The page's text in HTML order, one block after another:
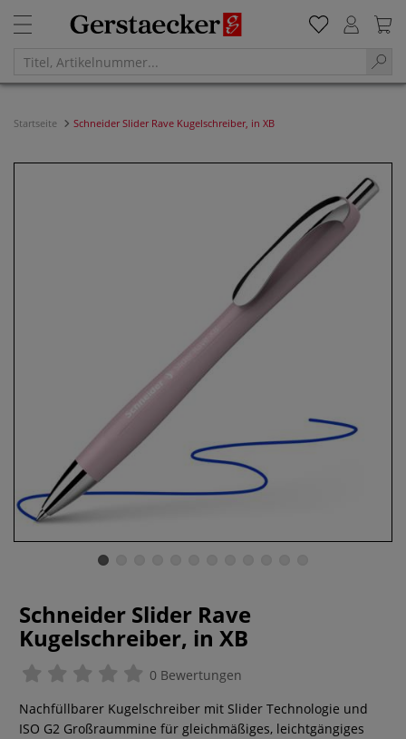
Startseite Schneider Slider Rave Kugelschreiber, in XB
Schneider Slider Rave
Kugelschreiber, in XB
0 Bewertungen
Nachfüllbarer Kugelschreiber mit Slider Technologie und
ISO G2 Großraummine für gleichmäßiges, leichtgängiges